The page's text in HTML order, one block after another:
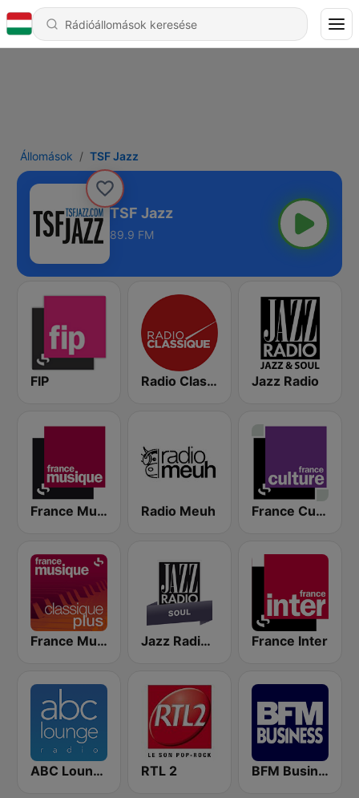
Állomások TSF Jazz
TSF Jazz
89.9 FM
FIP Radio Classique Jazz Radio
France Musique Radio Meuh France Culture
France Musique Classique Plus Jazz Radio Soul France Inter
ABC Lounge Jazz RTL 2 BFM Business 100.8 FM